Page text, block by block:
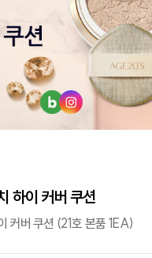
하이 커버 쿠션
커버 쿠션 (21호 본품 1EA)